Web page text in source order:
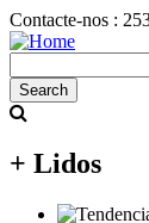
Skip
to
content
Contacte-nos :
+ Lidos